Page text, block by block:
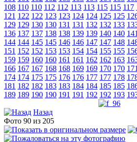
108 110 110 112 112 113 113 115 115 117
121 122 122 123 123 124 124 125 125
129 129 130 130 131 131 132 132 133
136 137 137 138 138 139 139 140 140 141
144 144 145 145 146 146 147 147 148
151 152 152 153 153 154 154 155 155
159 159 160 160 161 161 162 162 163
166 167 167 168 168 169 169 170 170 171
174 174 175 175 176 176 177 177 178
181 182 182 183 183 184 184 185 185
189 189 190 190 191 191 192 192 193
Назад
Фото 90 из 205